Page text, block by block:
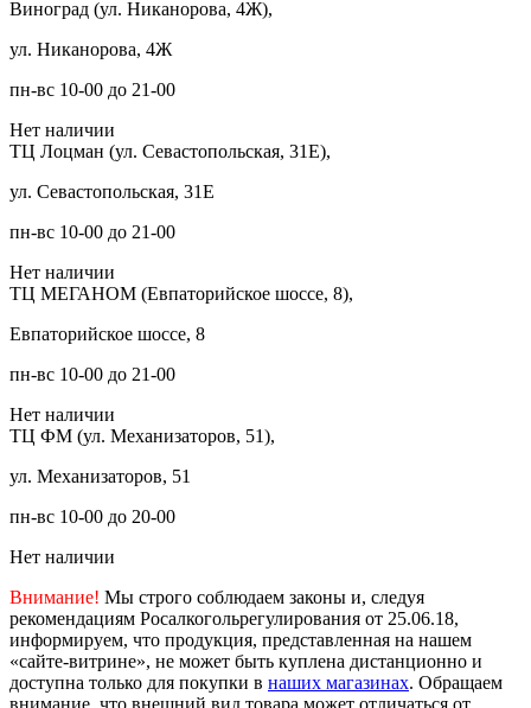
Виноград (ул. Никанорова, 4Ж),
ул. Никанорова, 4Ж
пн-вс 10-00 до 21-00
Нет наличии
ТЦ Лоцман (ул. Севастопольская, 31Е),
ул. Севастопольская, 31Е
пн-вс 10-00 до 21-00
Нет наличии
ТЦ МЕГАНОМ (Евпаторийское шоссе, 8),
Евпаторийское шоссе, 8
пн-вс 10-00 до 21-00
Нет наличии
ТЦ ФМ (ул. Механизаторов, 51),
ул. Механизаторов, 51
пн-вс 10-00 до 20-00
Нет наличии
Внимание! Мы строго соблюдаем законы и, следуя
рекомендациям Росалкогольрегулирования от 25.06.18,
информируем, что продукция, представленная на нашем
«сайте-витрине», не может быть куплена дистанционно и
доступна только для покупки в наших магазинах. Обращаем
внимание, что внешний вид товара может отличаться от